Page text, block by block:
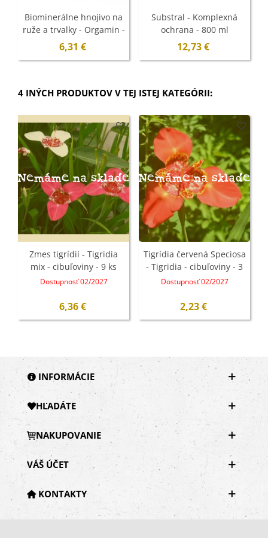
Biominerálne hnojivo na
ruže a trvalky - Orgamin -
1 kg
6,31 €
Substral - Komplexná
ochrana - 800 ml
12,73 €
4 INÝCH PRODUKTOV V TEJ ISTEJ KATEGÓRII:
Nemáme na sklade
Zmes tigrídií - Tigridia
mix - cibuľoviny - 9 ks
Dostupnosť 02/2027
6,36 €
Nemáme na sklade
Tigrídia červená Speciosa
- Tigridia - cibuľoviny - 3
ks
Dostupnosť 02/2027
2,23 €
INFORMÁCIE
HĽADÁTE
NAKUPOVANIE
VÁŠ ÚČET
KONTAKTY